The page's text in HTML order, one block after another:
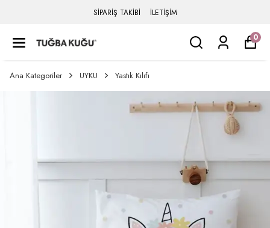
SİPARİŞ TAKİBİ İLETİŞİM
0
Ana Kategoriler UYKU Yastık Kılıfı